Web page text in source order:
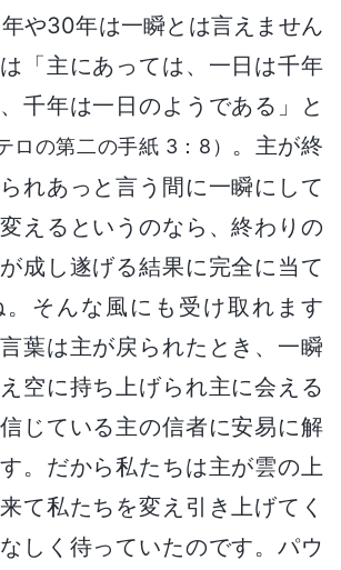
や30年は一瞬とは言えません
「主にあっては、一日は千年
千年は一日のようである」と
ロの第二の手紙 3：8） 。主が終
れあっと言う間に一瞬にして
えるというのなら、終わりの
成し遂げる結果に完全に当て
そんな風にも受け取れます
葉は主が戻られたとき、一瞬
空に持ち上げられ主に会える
じている主の信者に安易に解
。だから私たちは主が雲の上
て私たちを変え引き上げてく
しく待っていたのです。パウ